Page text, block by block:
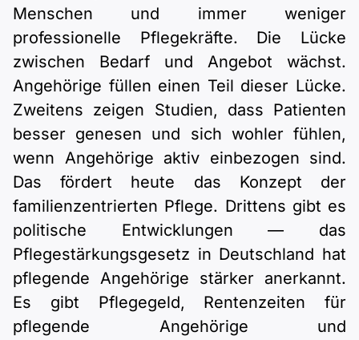
Menschen und immer weniger
professionelle Pflegekräfte. Die Lücke
zwischen Bedarf und Angebot wächst.
Angehörige füllen einen Teil dieser Lücke.
Zweitens zeigen Studien, dass Patienten
besser genesen und sich wohler fühlen,
wenn Angehörige aktiv einbezogen sind.
Das fördert heute das Konzept der
familienzentrierten Pflege. Drittens gibt es
politische Entwicklungen — das
Pflegestärkungsgesetz in Deutschland hat
pflegende Angehörige stärker anerkannt.
Es gibt Pflegegeld, Rentenzeiten für
pflegende Angehörige und